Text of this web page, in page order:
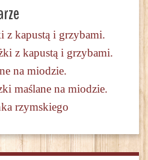
z kapustą i grzybami.
z kapustą i grzybami.
na miodzie.
maślane na miodzie.
rzymskiego